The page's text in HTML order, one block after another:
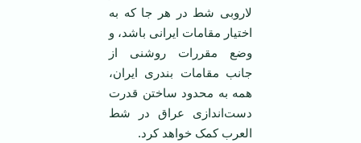
لاروبی شط در هر جا که به
اختيار مقامات ايرانی باشد، و
وضع مقررات روشنی از
جانب مقامات بندری ايران،
همه به محدود ساختن قدرت
دست‌اندازی عراق در شط
العرب کمک خواهد کرد.